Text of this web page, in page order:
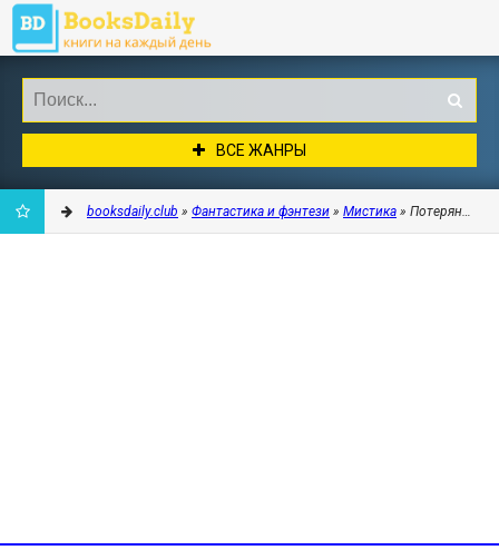
ВСЕ ЖАНРЫ
booksdaily.club » Фантастика и фэнтези » Мистика » Потерянная